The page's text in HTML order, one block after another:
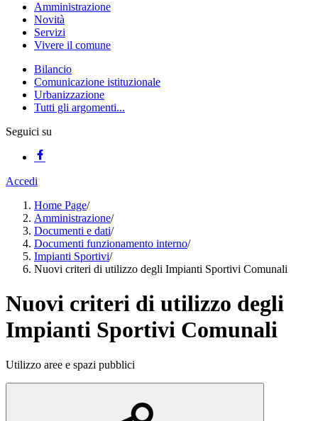
Amministrazione
Novità
Servizi
Vivere il comune
Bilancio
Comunicazione istituzionale
Urbanizzazione
Tutti gli argomenti...
Seguici su
Accedi
Home Page/
Amministrazione/
Documenti e dati/
Documenti funzionamento interno/
Impianti Sportivi/
Nuovi criteri di utilizzo degli Impianti Sportivi Comunali
Nuovi criteri di utilizzo degli
Impianti Sportivi Comunali
Utilizzo aree e spazi pubblici